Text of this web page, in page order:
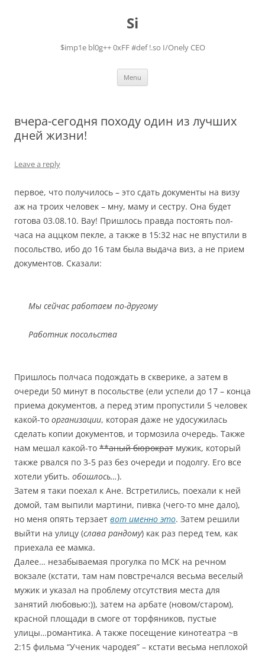
Si
$imp1e bl0g++ 0xFF #def !.so I/Onely CEO
Menu
вчера-сегодня походу один из лучших
дней жизни!
Leave a reply
первое, что получилось – это сдать документы на визу
аж на троих человек – мну, маму и сестру. Она будет
готова 03.08.10. Вау! Пришлось правда постоять пол-
часа на аццком пекле, а также в 15:32 нас не впустили в
посольство, ибо до 16 там была выдача виз, а не прием
документов. Сказали:
Мы сейчас работаем по-другому
Работник посольства
Пришлось полчаса подождать в скверике, а затем в
очереди 50 минут в посольстве (ели успели до 17 – конца
приема документов, а перед этим пропустили 5 человек
какой-то организации, которая даже не удосужилась
сделать копии документов, и тормозила очередь. Также
нам мешал какой-то **аный бюрократ мужик, который
также рвался по 3-5 раз без очереди и подолгу. Его все
хотели убить. обошлось…).
Затем я таки поехал к Ане. Встретились, поехали к ней
домой, там выпили мартини, пивка (чего-то мне дало),
но меня опять терзает вот именно это. Затем решили
выйти на улицу (слава рандому) как раз перед тем, как
приехала ее мамка.
Далее… незабываемая прогулка по МСК на речном
вокзале (кстати, там нам повстречался весьма веселый
мужик и указал на проблему отсутствия места для
занятий любовью:)), затем на арбате (новом/старом),
красной площади в смоге от торфяников, пустые
улицы…романтика. А также посещение кинотеатра ~в
2:15 фильма “Ученик чародея” – кстати весьма неплохой